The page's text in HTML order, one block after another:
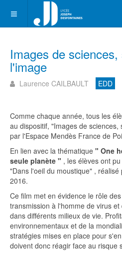
Images de
l'image
Laurence CAILBAULT EDD
Comme chaque année, tous les
au dispositif, "Images de
par l'Espace Mendès France de
En lien avec la thématique " One
seule planète " , les élèves ont
"Dans l'oeil du moustique" ,
2016.
Ce film met en évidence le rôle
transmission à l'homme de virus
dans différents milieux de vie.
environnementaux et de la
stratégies mises en place pour
doivent donc réagir face au risque